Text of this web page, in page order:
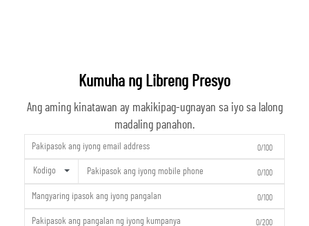
Kumuha ng Libreng Presyo
Ang aming kinatawan ay makikipag-ugnayan sa iyo sa lalong
madaling panahon.
0/100
Kodigo 0/100
0/100
0/200